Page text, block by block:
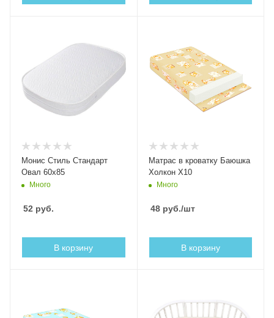
Монис Стиль Стандарт
Овал 60x85
Много
52 руб.
В корзину
Матрас в кроватку Баюшка
Холкон Х10
Много
48руб./шт
В корзину